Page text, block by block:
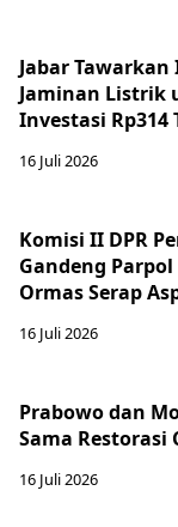
Jabar
Jaminan Listrik
Investasi Rp314
16 Juli 2026
Komisi II DPR
Gandeng
Ormas Serap
16 Juli 2026
Prabowo dan
Sama Restorasi
16 Juli 2026